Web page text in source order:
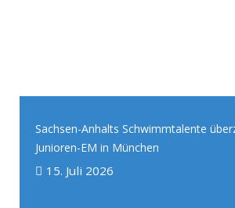
Sachsen-Anhalts Schwimmtalente
Junioren-EM in München
15. Juli 2026